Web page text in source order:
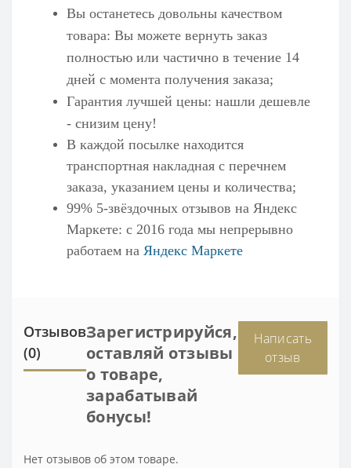
Вы останетесь довольны качеством
товара: Вы можете вернуть заказ
полностью или частично в течение 14
дней с момента получения заказа;
Гарантия лучшей цены: нашли дешевле
- снизим цену!
В каждой посылке находится
транспортная накладная с перечнем
заказа, указанием цены и количества;
99% 5-звёздочных отзывов на Яндекс
Маркете: с 2016 года мы непрерывно
работаем на Яндекс Маркете
Отзывов
(0)
Зарегистрируйся,
оставляй отзывы
о товаре,
зарабатывай
бонусы!
Написать
отзыв
Нет отзывов об этом товаре.